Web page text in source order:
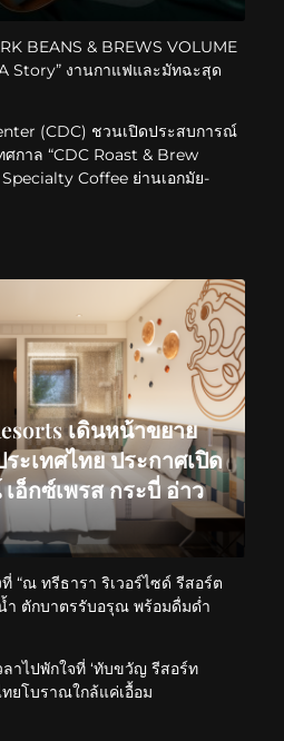
BEANS & BREWS VOLUME
Story” งานกาแฟและมัทฉะสุด
(CDC) ชวนเปิดประสบการณ์
ศกาล “CDC Roast & Brew
Coffee ย่านเอกมัย-
เดินหน้าขยาย
ะเทศไทย ประกาศเปิด
อ็กซ์เพรส กระบี่ อ่าว
“ณ ทรีธารา ริเวอร์ไซด์ รีสอร์ต
ำ ตักบาตรรับอรุณ พร้อมดื่มด่ำ
ลาไปพักใจที่ ‘ทับขวัญ รีสอร์ท
ยโบราณใกล้แค่เอื้อม